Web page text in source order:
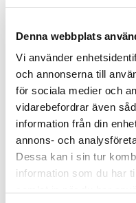
Denna webbplats
Vi använder
och annonserna till
för sociala medier och
vidarebefordrar även
information från din
annons- och
Dessa kan i sin tur
information som du har
Mango Seed Butter
vilket gör håret
Aloe Vera– lugnar
djupet
Glycerin– bevarar
hanterbar textur
Sheasmör
– närar
samtidigt som det
Användning:
Efter att ha använtKevin
en generös mängd
1-2 minuter för att ge
För bästa resultat, använd